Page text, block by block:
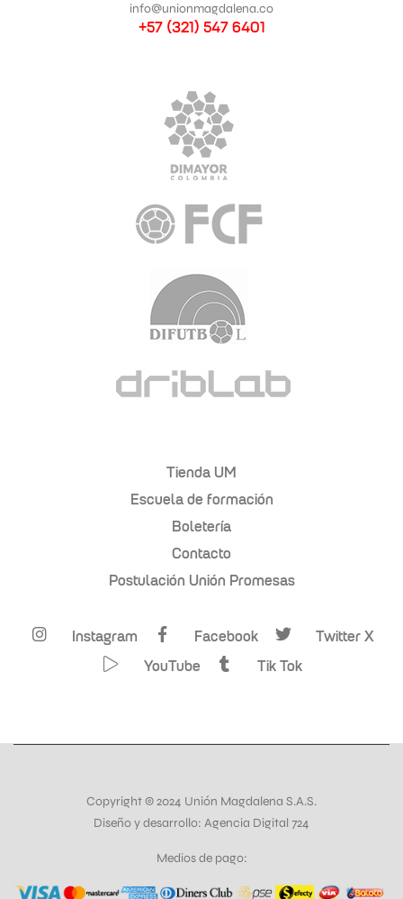
info@unionmagdalena.co
+57 (321) 547 6401
Tienda UM
Escuela de formación
Boletería
Contacto
Postulación Unión Promesas
Instagram Facebook
Twitter X
YouTube
Tik Tok
Copyright © 2024 Unión Magdalena S.A.S.
Diseño y desarrollo: Agencia Digital 724
Medios de pago: